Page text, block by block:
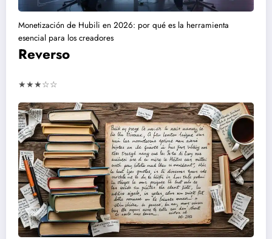
Monetización de Hubili en 2026: por qué es la herramienta
esencial para los creadores
Reverso
★★★☆☆